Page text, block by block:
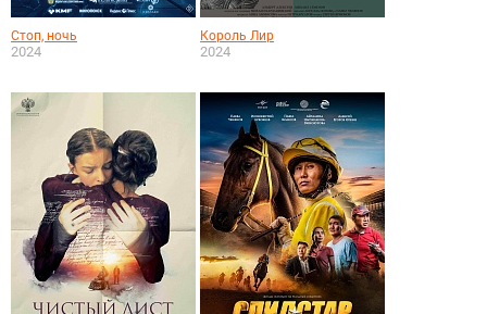
Стоп, ночь
2024
Король Лир
2024